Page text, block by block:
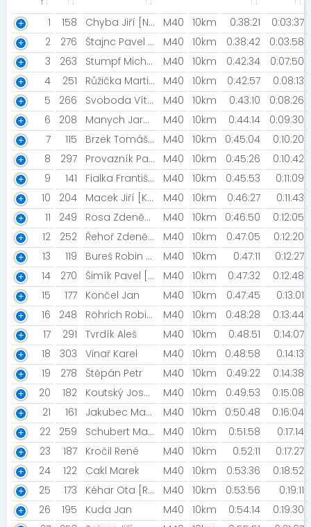
1 158 Chyba Jiří [Nutrend Specialized] M40 10km 0:38:21
0:03:37
2
276 Štajnc Pavel [BK Louny] M40 10km 0:38:42
0:03:58
3
263 Stumpf Michal [Most] M40 10km 0:42:34
0:07:50
4
251 Růžička Martin [Little Rose Team] M40 10km 0:42:57
0:08:13
5
266 Svoboda Vít [GW Moves] M40 10km 0:43:10
0:08:26
6
208 Manych Jaroslav M40 10km 0:44:14
0:09:30
7
115 Brzek Tomáš [Statutární město Most] M40 10km 0:45:04
0:10:20
8
297 Provazník Pavel [Vrskmaň] M40 10km 0:45:26
0:10:42
9
141 Fialka František [Běžci Chomutov ] M40 10km 0:45:53
0:11:09
10
204 Macek Jiří [KOB Litvínov ] M40 10km 0:46:27
0:11:43
11
249 Rosa Zdeněk [Hopman Team Žatec] M40 10km 0:46:50
0:12:05
12
252 Řehoř Zdeněk [STG Strupčice] M40 10km 0:47:05
0:12:20
13
119 Bureš Robin [Cítoliby] M40 10km 0:47:11
0:12:27
14
270 Šimík Pavel [Běžci Chomutov] M40 10km 0:47:32
0:12:48
15
177 Končel Jan M40 10km 0:47:45
0:13:01
16
248 Röhrich Robin [Adventní běhání] M40 10km 0:48:28
0:13:44
17
291 Tvrdík Aleš M40 10km 0:48:51
0:14:07
18
303 Vinař Karel M40 10km 0:48:58
0:14:13
19
278 Štěpán Petr M40 10km 0:49:22
0:14:38
20
182 Koutský Josef [Chomutov ] M40 10km 0:49:53
0:15:08
21
161 Jakubec Martin M40 10km 0:50:48
0:16:04
22
259 Schubert Martin [STAR GYM] M40 10km 0:51:58
0:17:14
23
187 Kročil René M40 10km 0:52:11
0:17:27
24
122 Cakl Marek M40 10km 0:53:36
0:18:52
25
173 Kéhar Ota [Rozběháme Plzeň] M40 10km 0:53:56
0:19:11
26
195 Kuda Jan M40 10km 0:54:14
0:19:30